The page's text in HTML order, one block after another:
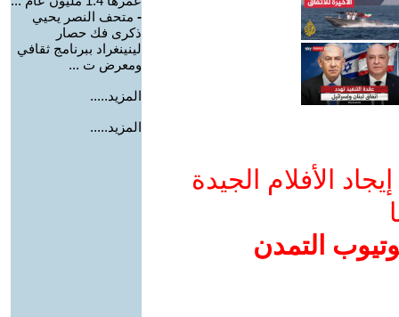
الأفلام الجيدة
التمدن
- متحف النصر يحيي
ذكرى فك حصار
لينينغراد ببرنامج ثقافي
ومعرض ت ...
المزيد.....
المزيد.....